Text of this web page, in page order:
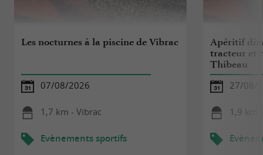
Les nocturnes à la piscine de Vibrac
07/08/2026
1,7 km - Vibrac
Evènements sportifs
Apéritif
tracteur et
Thibeau
27/08/
1,9 km